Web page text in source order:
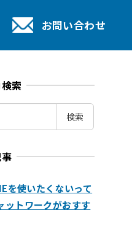
お問い合わせ
索
検索
を使いたくないって
ットワークがおすす